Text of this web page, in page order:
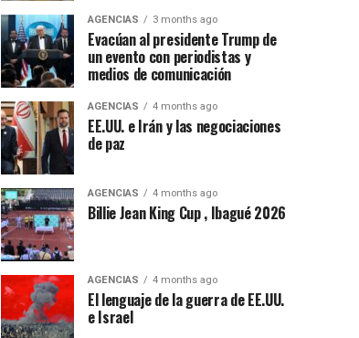
AGENCIAS 3 months ago
Evacúan al presidente Trump de
un evento con periodistas y
medios de comunicación
AGENCIAS 4 months ago
EE.UU. e Irán y las negociaciones
de paz
AGENCIAS 4 months ago
Billie Jean King Cup , Ibagué 2026
AGENCIAS 4 months ago
El lenguaje de la guerra de EE.UU.
e Israel